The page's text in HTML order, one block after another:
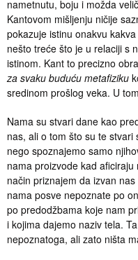
nametnutu, boju i možda
Kantovom mišljenju ničije
pokazuje istinu onakvu
nešto treće što je u relaciji s
istinom. Kant to precizno
za svaku buduću metafiziku
sredinom prošlog veka. U
Nama su stvari dane kao
nas, ali o tom što su te
nego spoznajemo samo
nama proizvode kad
način priznajem da izvan
nama posve nepoznate po
po predodžbama koje nam
i kojima dajemo naziv tela.
nepoznatoga, ali zato ništa